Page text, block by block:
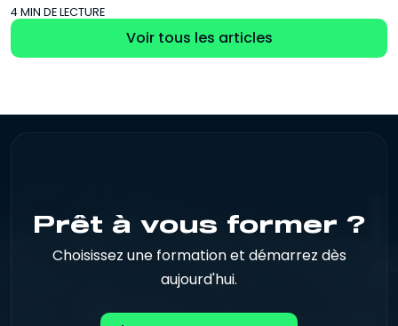
4 MIN DE LECTURE
Voir tous les articles
Prêt à vous former ?
Choisissez une formation et démarrez dès
aujourd'hui.